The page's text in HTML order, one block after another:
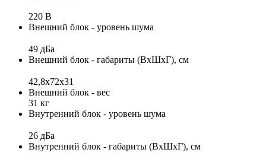
220 В
Внешний блок - уровень шума
49 дБа
Внешний блок - габариты (ВхШхГ), см
42,8x72x31
Внешний блок - вес
31 кг
Внутренний блок - уровень шума
26 дБа
Внутренний блок - габариты (ВхШхГ), см